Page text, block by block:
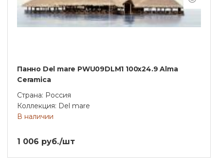
Панно Del mare PWU09DLM1 100х24.9 Alma
Ceramica
Страна: Россия
Коллекция: Del mare
В наличии
1 006 руб./шт